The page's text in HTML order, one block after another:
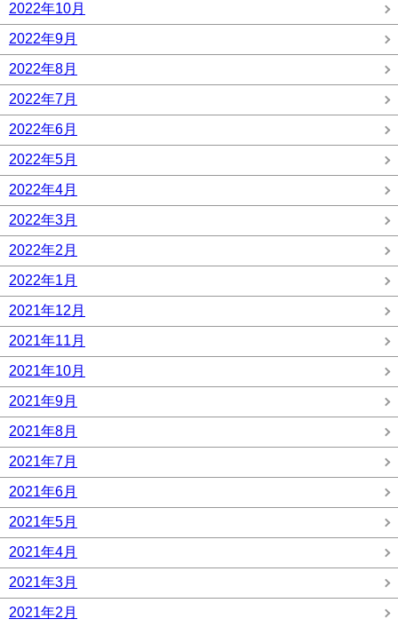
2022年10月
2022年9月
2022年8月
2022年7月
2022年6月
2022年5月
2022年4月
2022年3月
2022年2月
2022年1月
2021年12月
2021年11月
2021年10月
2021年9月
2021年8月
2021年7月
2021年6月
2021年5月
2021年4月
2021年3月
2021年2月